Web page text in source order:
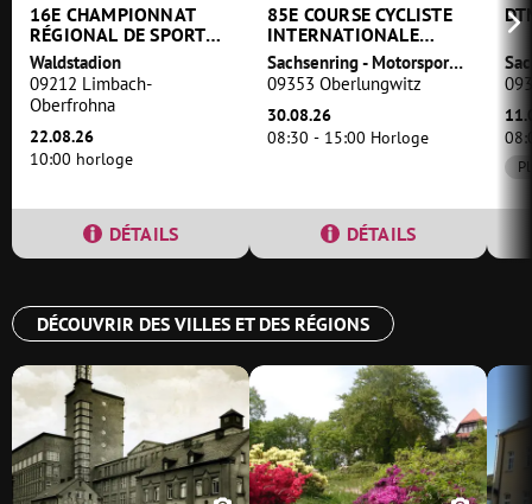
16E CHAMPIONNAT
RÉGIONAL DE SPORT
DES SAPEURS-
POMPIERS DE SAXE
2026
Waldstadion
09212 Limbach-
Oberfrohna
22.08.26
10:00 horloge
DÉTAILS
85E COURSE CYCLISTE
INTERNATIONALE
"RUND UM DEN
SACHSENRING"
(AUTOUR DU
SACHSENRING)
Sachsenring - Motorsport & mehr
09353 Oberlungwitz
30.08.26
08:30 - 15:00 Horloge
DÉTAILS
DÉCOUVRIR DES VILLES ET DES RÉGIONS